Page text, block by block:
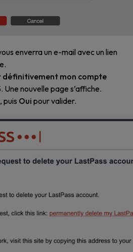
enverra un e-mail avec un lien
définitivement mon compte
Une nouvelle page s’affiche.
, puis Oui pour valider.